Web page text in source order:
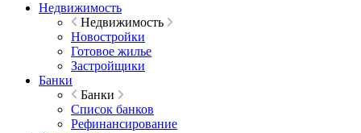
Недвижимость
Недвижимость
Новостройки
Готовое жилье
Застройщики
Банки
Банки
Список банков
Рефинансирование